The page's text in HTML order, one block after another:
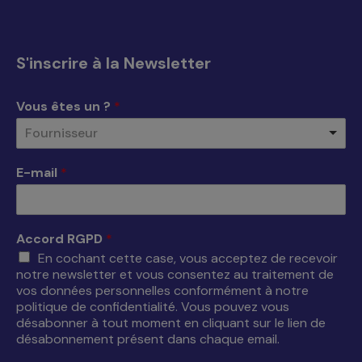
dans
nouvelle
fenêtre
dans
nouvelle
fenêtre
dans
nouvelle
fenêtre
dans
nouvelle
S'inscrire à la Newsletter
Vous êtes un ? *
Fournisseur
E-mail *
Accord RGPD *
En cochant cette case, vous acceptez de recevoir
notre newsletter et vous consentez au traitement de
vos données personnelles conformément à notre
politique de confidentialité. Vous pouvez vous
désabonner à tout moment en cliquant sur le lien de
désabonnement présent dans chaque email.